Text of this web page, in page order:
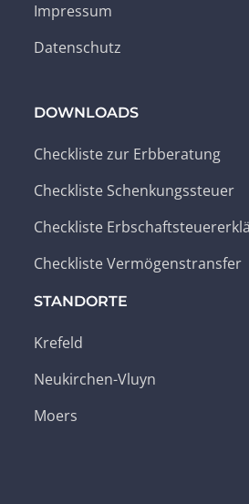
Impressum
Datenschutz
DOWNLOADS
Checkliste zur Erbberatung
Checkliste Schenkungssteuer
Checkliste
Checkliste Vermögenstransfer
STANDORTE
Krefeld
Neukirchen-Vluyn
Moers